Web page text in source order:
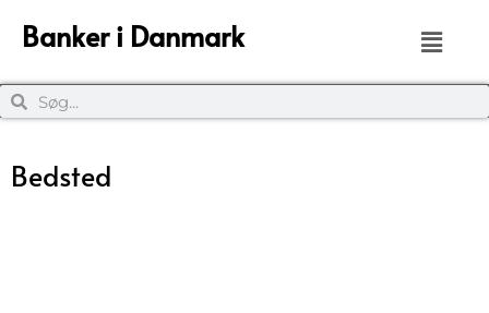
Banker i Danmark
Bedsted